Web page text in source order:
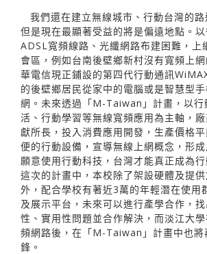
我們還在建立無線城市、行動台灣的路
但是現在最顯著受益的將是偏遠地點。
ADSL寬頻線路、光纖網路布建困難，上
會區，例如台南後壁鄉新村沒有寬頻上
華電信現正鋪設的第四代行動通訊
的後壁鄉居民從家中的電腦或是智慧型
網。未來透過「M-Taiwan」計畫，以行
活、行動學習等無線寬頻應用為主軸，
獻所長，投入消費應用開發，生產價格
便的行動設備，宣導無線上網概念，形
願意使用行動科技，台灣才能真正成為
這次的計畫中，本校除了架設硬體及提
外，配合學校有著近3萬的年輕潛在使用
及展示平台，未來可以進行產學合作，
性、實用性問題並合作解決，而淡江大
頻網路後，在「M-Taiwan」計畫中也將
鋒。